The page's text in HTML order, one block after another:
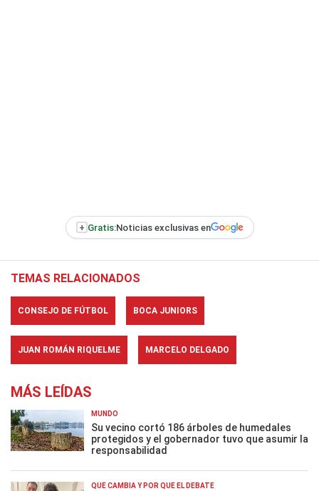
+ Gratis:Noticias exclusivas en
TEMAS RELACIONADOS
CONSEJO DE FÚTBOL BOCA JUNIORS
JUAN ROMÁN RIQUELME MARCELO DELGADO
MÁS LEÍDAS
MUNDO
Su vecino cortó 186 árboles de humedales
protegidos y el gobernador tuvo que asumir la
responsabilidad
QUÉ CAMBIA Y POR QUÉ EL DEBATE